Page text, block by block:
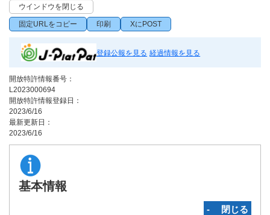
ウインドウを閉じる
固定URLをコピー 印刷 XにPOST
登録公報を見る 経過情報を見る
開放特許情報番号：
L2023000694
開放特許情報登録日：
2023/6/16
最新更新日：
2023/6/16
基本情報
‐ 閉じる